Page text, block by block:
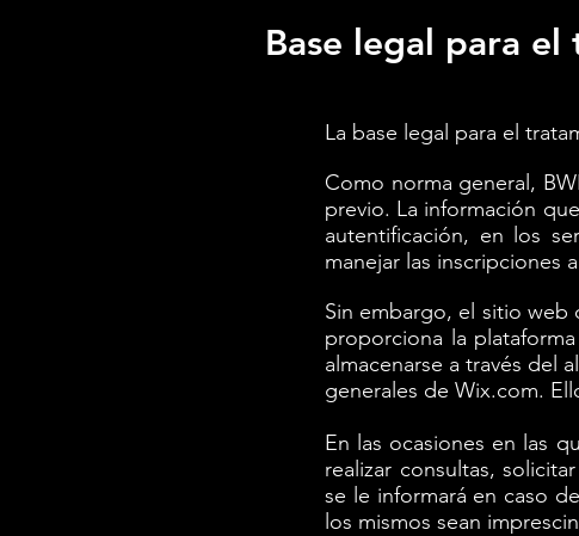
Base legal para
La base legal para el
Como norma general,
previo. La información
autentificación, en los
manejar las inscripciones
Sin embargo, el sitio web
proporciona la
almacenarse a través del
generales de Wix.com.
En las ocasiones en las
realizar consultas,
se le informará en caso
los mismos sean